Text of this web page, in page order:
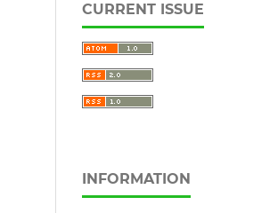
CURRENT ISSUE
INFORMATION